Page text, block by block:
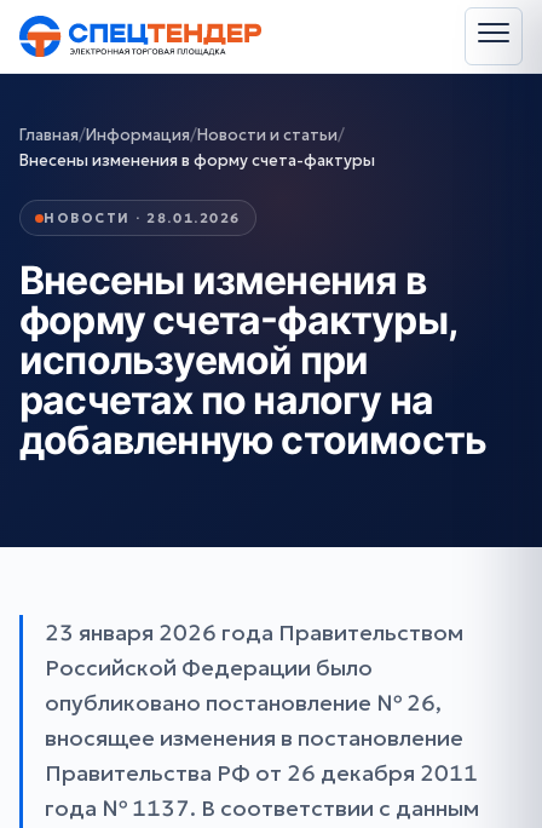
Главная/Информация/Новости и статьи/
Внесены изменения в форму счета-фактуры
НОВОСТИ · 28.01.2026
Внесены изменения в
форму счета-фактуры,
используемой при
расчетах по налогу на
добавленную стоимость
23 января 2026 года Правительством
Российской Федерации было
опубликовано постановление № 26,
вносящее изменения в постановление
Правительства РФ от 26 декабря 2011
года № 1137. В соответствии с данным